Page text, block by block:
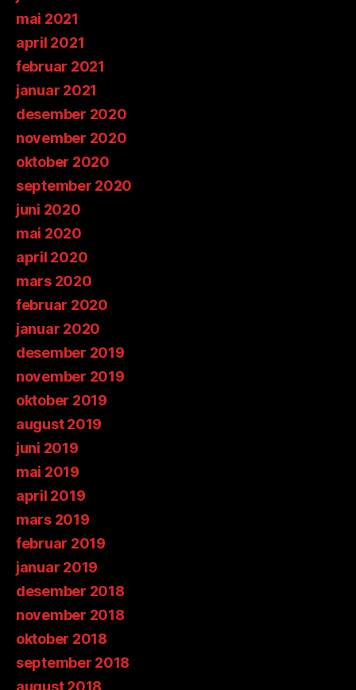
mai 2021
april 2021
februar 2021
januar 2021
desember 2020
november 2020
oktober 2020
september 2020
juni 2020
mai 2020
april 2020
mars 2020
februar 2020
januar 2020
desember 2019
november 2019
oktober 2019
august 2019
juni 2019
mai 2019
april 2019
mars 2019
februar 2019
januar 2019
desember 2018
november 2018
oktober 2018
september 2018